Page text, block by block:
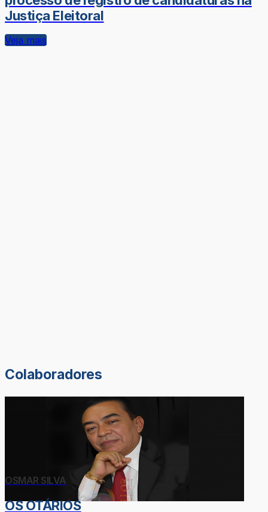
Justiça Eleitoral
Veja mais
Colaboradores
OSMAR SILVA
OS OTÁRIOS